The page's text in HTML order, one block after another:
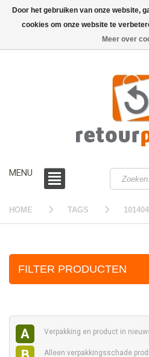
MENU
HOME TAGS
FILTER PRODUCTEN
A Verpakking en product in
Alleen verpakkingsschade
Door het gebruiken van onze website,
cookies om onze website te
Meer over